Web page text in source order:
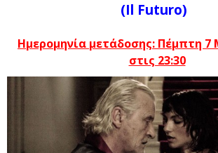
(Il Futuro)
Ημερομηνία μετάδοσης: Πέμπτη 7
στις 23:30